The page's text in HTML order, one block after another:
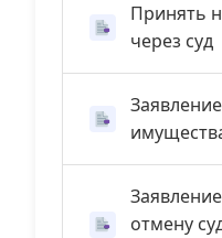
Принять
через суд
отмену